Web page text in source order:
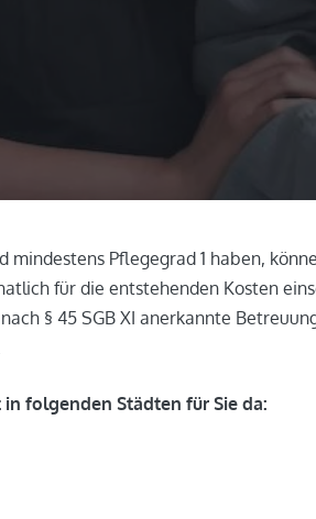
Pflegegrad 1 haben,
für die entstehenden Kosten
§ 45 SGB XI anerkannte
folgenden Städten für Sie da: